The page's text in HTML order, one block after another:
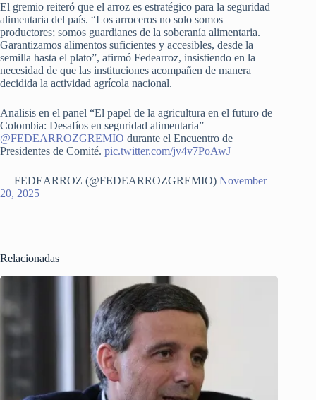
El gremio reiteró que el arroz es estratégico para la seguridad
alimentaria del país. “Los arroceros no solo somos
productores; somos guardianes de la soberanía alimentaria.
Garantizamos alimentos suficientes y accesibles, desde la
semilla hasta el plato”, afirmó Fedearroz, insistiendo en la
necesidad de que las instituciones acompañen de manera
decidida la actividad agrícola nacional.
Analisis en el panel “El papel de la agricultura en el futuro de
Colombia: Desafíos en seguridad alimentaria”
@FEDEARROZGREMIO durante el Encuentro de
Presidentes de Comité. pic.twitter.com/jv4v7PoAwJ
— FEDEARROZ (@FEDEARROZGREMIO) November
20, 2025
Relacionadas